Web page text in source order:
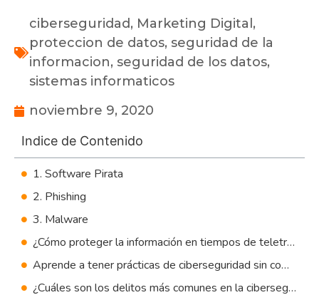
ciberseguridad, Marketing Digital ,
proteccion de datos, seguridad de la
informacion, seguridad de los datos,
sistemas informaticos
noviembre 9, 2020
Indice de Contenido
1. Software Pirata
2. Phishing
3. Malware
¿Cómo proteger la información en tiempos de teletrabajo con la ciberseguridad?
Aprende a tener prácticas de ciberseguridad sin complicaciones
¿Cuáles son los delitos más comunes en la ciberseguridad?